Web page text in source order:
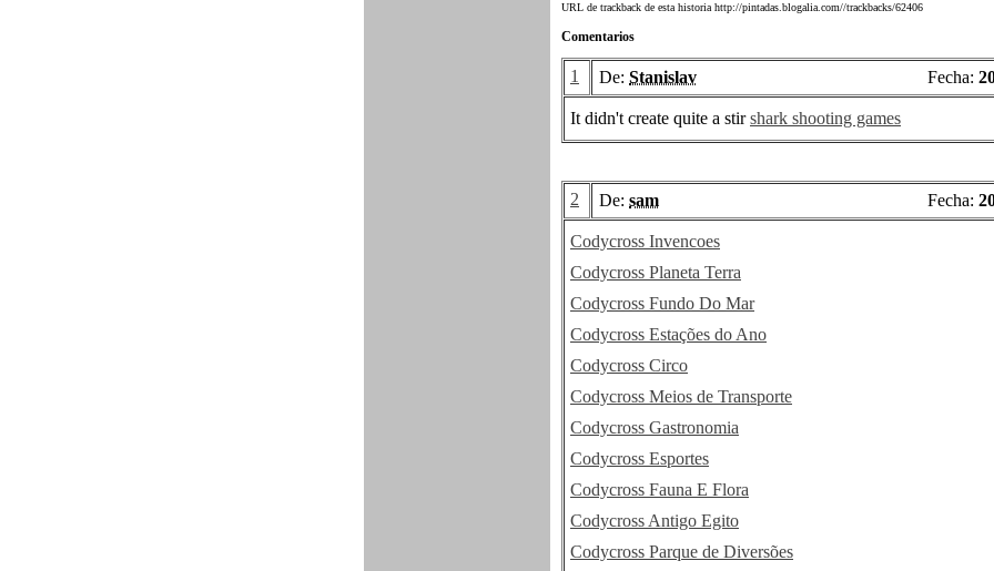
URL de trackback de esta historia http://pintadas.blogalia.com//trackbacks/62406
Comentarios
1 De: Stanislav Fecha:
It didn't create quite a stirshark shooting games
2 De: sam Fecha:
Codycross Invencoes
Codycross Planeta Terra
Codycross Fundo Do Mar
Codycross Estações do Ano
Codycross Circo
Codycross Meios de Transporte
Codycross Gastronomia
Codycross Esportes
Codycross Fauna E Flora
Codycross Antigo Egito
Codycross Parque de Diversões